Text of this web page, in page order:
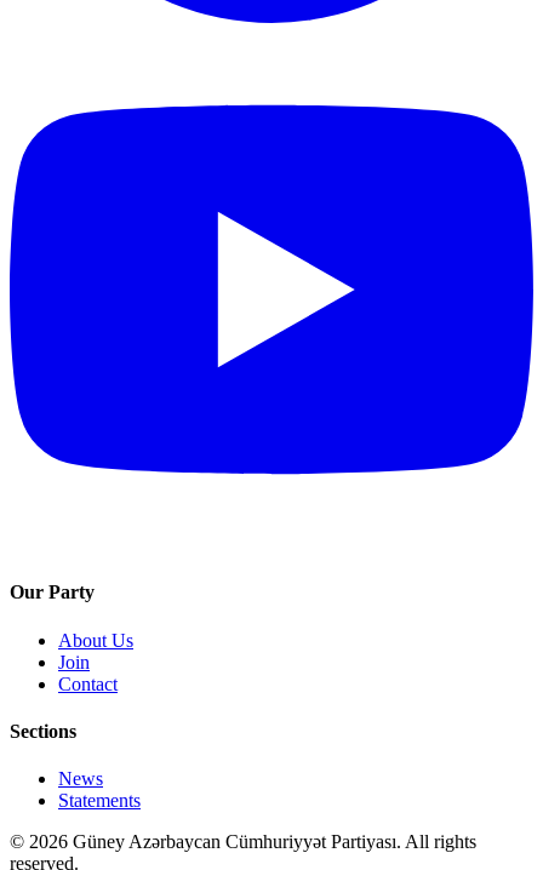
Our Party
About Us
Join
Contact
Sections
News
Statements
© 2026 Güney Azərbaycan Cümhuriyyət Partiyası. All rights
reserved.